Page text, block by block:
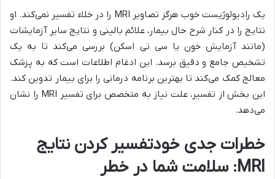
یک رادیولوژیست خوب هرگز تصاویر MRI را در خلاء تفسیر نمی‌کند. او
نتایج را در کنار شرح حال بیمار، علائم بالینی و نتایج سایر آزمایشات
(مانند آزمایش خون یا سی تی اسکن) بررسی می‌کند تا به یک
تشخیص جامع و دقیق برسد. این ادغام اطلاعات است که به پزشک
معالج کمک می‌کند تا بهترین برنامه درمانی را برای بیمار تدوین کند.
این بخش از تفسیر، علت نیاز به متخصص برای تفسیر MRI را نشان
می‌دهد.
خطرات جدی خودتفسیر کردن نتایج
MRI: سلامت شما در خطر